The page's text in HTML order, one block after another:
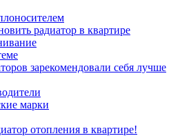
радиатор в квартире
зарекомендовали себя лучше
марки
отопления в квартире!